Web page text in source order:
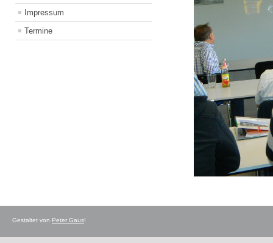
Impressum
Termine
Gestaltet von Peter Gaus!